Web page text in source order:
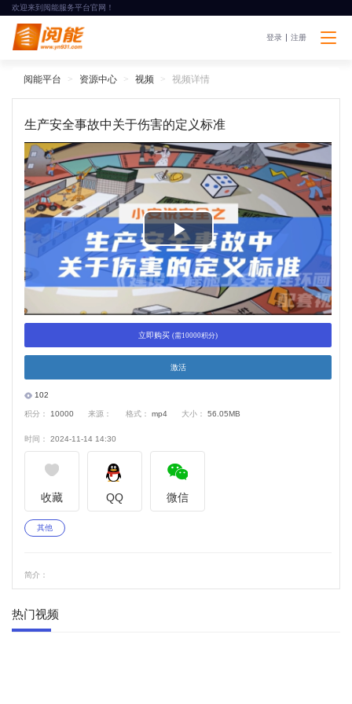
欢迎来到阅能服务平台官网！
登录 注册
阅能平台 资源中心 视频 视频详情
生产安全事故中关于伤害的定义标准
P
l
a
y
V
i
d
e
立即购买 (需10000积分)
激活
102
积分： 10000 来源： 格式： mp4 大小： 56.05MB
时间： 2024-11-14 14:30
收藏 QQ 微信
其他
简介：
热门视频